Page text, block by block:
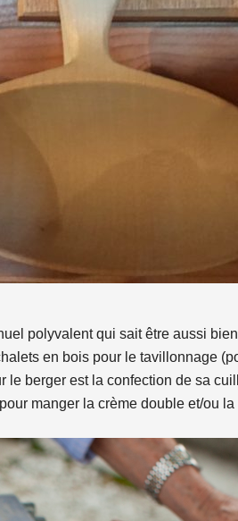
polyvalent qui sait être aussi
en bois pour le tavillonnage
berger est la confection de sa
manger la crème double et/ou la